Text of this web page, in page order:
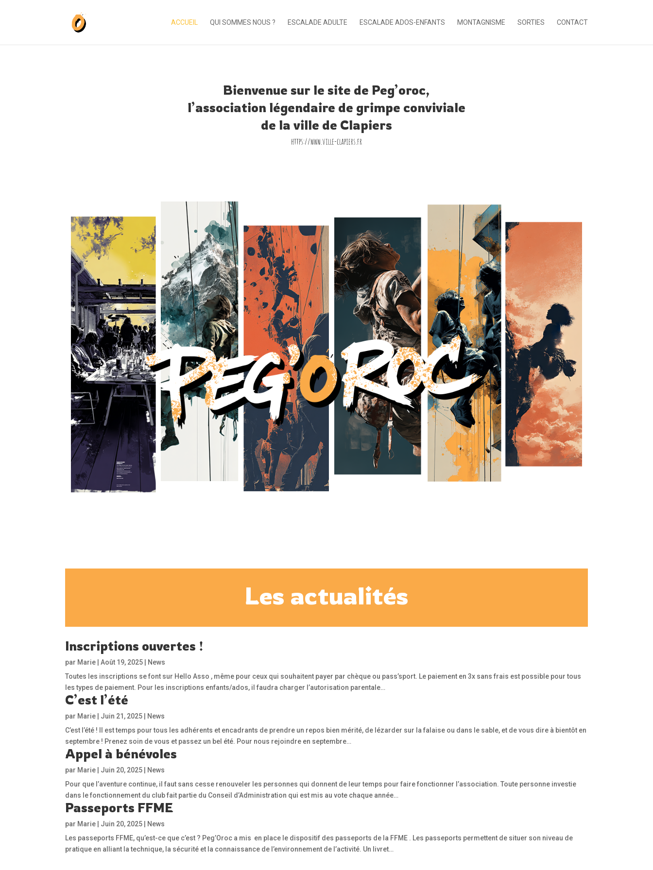
ACCUEIL QUI SOMMES NOUS ? ESCALADE ADULTE ESCALADE ADOS-ENFANTS MONTAGNISME SORTIES CONTACT
Bienvenue sur le site de Peg’oroc,
l’association légendaire de grimpe conviviale
de la ville de Clapiers
https://www.ville-clapiers.fr
Les actualités
Inscriptions ouvertes !
par Marie |Août 19, 2025
News
Toutes les inscriptions se font sur Hello Asso , même pour ceux qui souhaitent payer par chèque ou pass’sport. Le paiement en 3x sans frais est possible pour tous
les types de paiement. Pour les inscriptions enfants/ados, il faudra charger l’autorisation parentale…
C’est l’été
par Marie Juin 21, 2025
News
C’est l’été ! Il est temps pour tous les adhérents et encadrants de prendre un repos bien mérité, de lézarder sur la falaise ou dans le sable, et de vous dire à bientôt en
septembre ! Prenez soin de vous et passez un bel été. Pour nous rejoindre en septembre…
Appel à bénévoles
par Marie Juin 20, 2025
News
Pour que l’aventure continue, il faut sans cesse renouveler les personnes qui donnent de leur temps pour faire fonctionner l’association. Toute personne investie
dans le fonctionnement du club fait partie du Conseil d’Administration qui est mis au vote chaque année…
Passeports FFME
par Marie Juin 20, 2025
News
Les passeports FFME, qu’est-ce que c’est ? Peg’Oroc a mis en place le dispositif des passeports de la FFME . Les passeports permettent de situer son niveau de
pratique en alliant la technique, la sécurité et la connaissance de l’environnement de l’activité. Un livret…